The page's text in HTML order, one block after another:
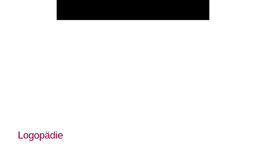
Logopädie